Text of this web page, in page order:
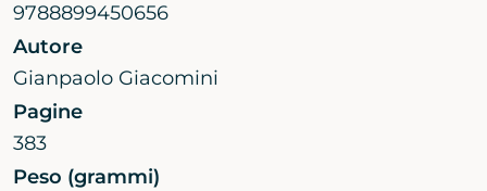
9788899450656
Autore
Gianpaolo Giacomini
Pagine
383
Peso (grammi)